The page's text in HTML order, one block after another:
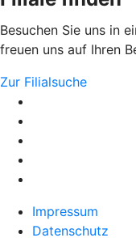
Besuchen Sie uns in
freuen uns auf Ihren
Zur Filialsuche
Impressum
Datenschutz